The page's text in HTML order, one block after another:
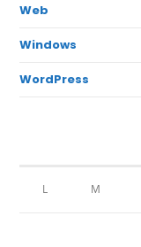
Web
Windows
WordPress
L M